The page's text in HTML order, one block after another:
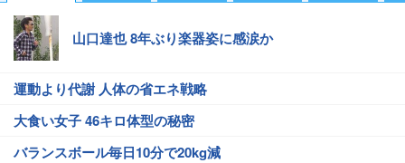
山口達也 8年ぶり楽器姿に感涙か
運動より代謝 人体の省エネ戦略
大食い女子 46キロ体型の秘密
バランスボール毎日10分で20kg減